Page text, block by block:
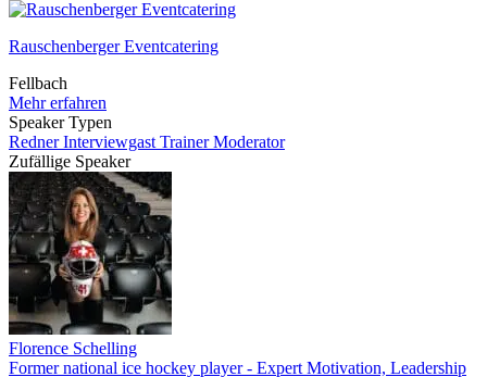
Rauschenberger Eventcatering
Fellbach
Mehr erfahren
Speaker Typen
RednerInterviewgast TrainerModerator
Zufällige Speaker
Florence Schelling
Former national ice hockey player - Expert Motivation, Leadership